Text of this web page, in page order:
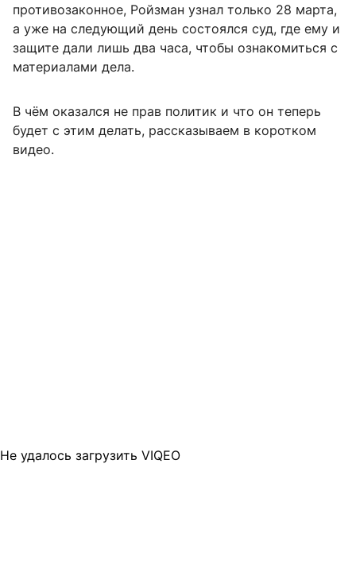
противозаконное, Ройзман узнал только 28 марта,
а уже на следующий день состоялся суд, где ему и
защите дали лишь два часа, чтобы ознакомиться с
материалами дела.
В чём оказался не прав политик и что он теперь
будет с этим делать, рассказываем в коротком
видео.
Не удалось загрузить VIQEO